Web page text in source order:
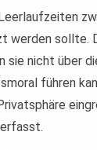
werden sollte.
sie nicht über
führen